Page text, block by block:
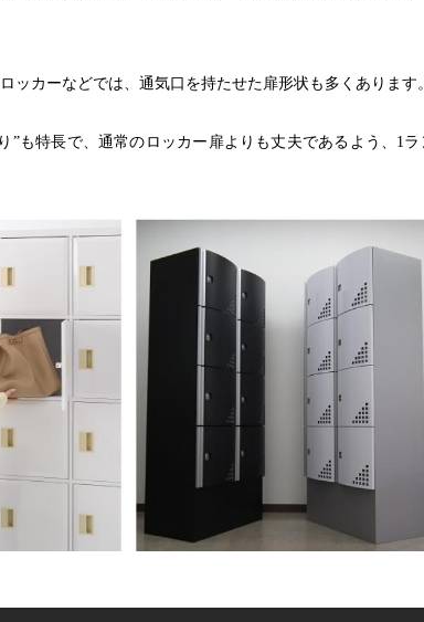
ッカーなどでは、通気口を持たせた扉形状も多くあります
”も特長で、通常のロッカー扉よりも丈夫であるよう、1ラ